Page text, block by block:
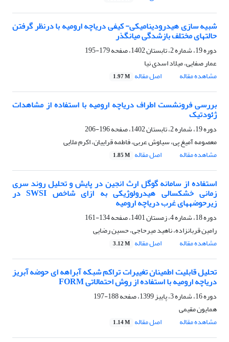
شبیه سازی هیدرودینامیکی- کیفی دریاچه ارومیه با درنظر گرفتن
حالتهای مختلف بازشدگی میانگذر
دوره 19، شماره 2، تابستان 1402، صفحه
179-195
عمار صفایی، میلاد اسدی نیا
مشاهده مقاله
اصل مقاله 1.97 M
بررسی فرونشست اطراف دریاچه ارومیه با استفاده از مشاهدات
ژئودتیک
دوره 19، شماره 2، تابستان 1402، صفحه
196-206
معصومه آمیغ پی، سیاوش عربی، فاطمه قراییان، اکرم ملایی
مشاهده مقاله
اصل مقاله 1.85 M
استفاده از سامانه گوگل ارث انجین در پایش و تحلیل روند سری
زمانی خشکسالی هیدرولوژیکی به ازای شاخص SWSI در
زیرحوضه‎های غرب دریاچه ارومیه
دوره 18، شماره 4، زمستان 1401، صفحه
134-161
رامین قربانزاده، ناهید میرحاجی، حسین رضایی
مشاهده مقاله
اصل مقاله 3.12 M
تحلیل قابلیت اطمینان تغییرات تراکم شبکه آبراهه ای حوضه آبریز
دریاچه ارومیه با استفاده از روش احتمالاتی FORM
دوره 16، شماره 3، پاییز 1399، صفحه
188-197
همایون مقیمی
مشاهده مقاله
اصل مقاله 1.14 M